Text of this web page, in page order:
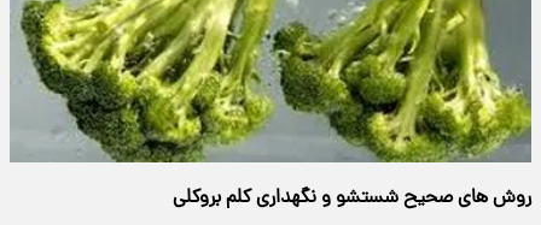
روش های صحیح شستشو و نگهداری کلم بروکلی